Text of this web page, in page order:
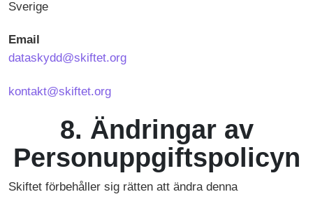
Sverige
Email
dataskydd@skiftet.org
kontakt@skiftet.org
8. Ändringar av
Personuppgiftspolicyn
Skiftet förbehåller sig rätten att ändra denna